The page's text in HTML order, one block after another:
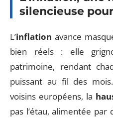
silencieuse
L’inflation avance
bien réels : elle
patrimoine, rendant
puissant au fil des
voisins européens, la
pas l’étau, alimentée par